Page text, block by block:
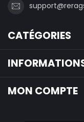
CATÉGORIES
MON COMPTE